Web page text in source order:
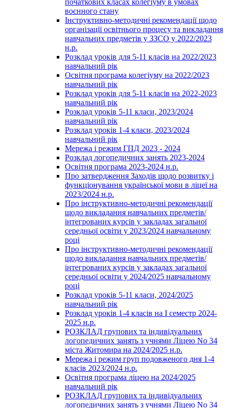
воєнного стану
Інструктивно-методичні рекомендації щодо
організації освітнього процесу та викладання
навчальних предметів у ЗЗСО у 2022/2023
н.р.
Розклад уроків для 5-11 класів на 2022/2023
навчальний рік
Освітня програма колегіуму на 2022/2023
навчальний рік
Розклад уроків для 5-11 класів на 2022-2023
навчальний рік
Розклад уроків 5-11 класи, 2023/2024
навчальний рік
Розклад уроків 1-4 класи, 2023/2024
навчальний рік
Мережа і режим ГПД 2023 - 2024
Розклад логопедичних занять 2023-2024
Освітня програма 2023-2024 н.р.
Про затвердження Заходів щодо розвитку і
функціонування української мови в ліцеї на
2023/2024 н.р.
Про інструктивно-методичні рекомендації
щодо викладання навчальних предметів/
інтегрованих курсів у закладах загальної
середньої освіти у 2023/2024 навчальному
році
Про інструктивно-методичні рекомендації
щодо викладання навчальних предметів/
інтегрованих курсів у закладах загальної
середньої освіти у 2024/2025 навчальному
році
Розклад уроків 5-11 класи, 2024/2025
навчальний рік
Розклад уроків 1-4 класів на І семестр 2024-
2025 н.р.
РОЗКЛАД групових та індивідуальних
логопедичних занять з учнями Ліцею No 34
міста Житомира на 2024/2025 н.р.
Мережа і режим груп подовженого дня 1-4
класів 2023/2024 н.р.
Освітня програма ліцею на 2024/2025
навчальний рік
РОЗКЛАД групових та індивідуальних
логопедичних занять з учнями Ліцею No 34